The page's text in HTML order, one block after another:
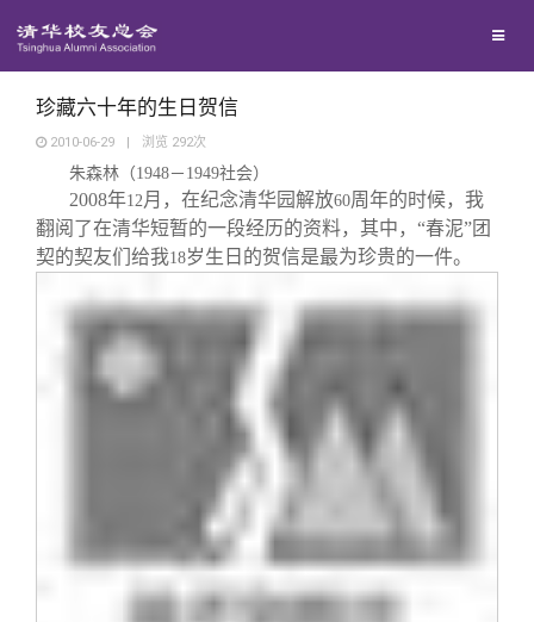
西南联大校友会
义工计划
新媒体平台
青春风采
校友文苑
校友讲坛
校友视界
终身学习
信息化服务
校友总会
总会简介
珍藏六十年的生日贺信
2010-06-29 | 浏览 292次
朱森林（1948－ 1949社会）
2008年12月，在纪念清华园解放60周年的时候，我
翻阅了在清华短暂的一段经历的资料，其中，“春泥”团
契的契友们给我18岁生日的贺信是最为珍贵的一件。